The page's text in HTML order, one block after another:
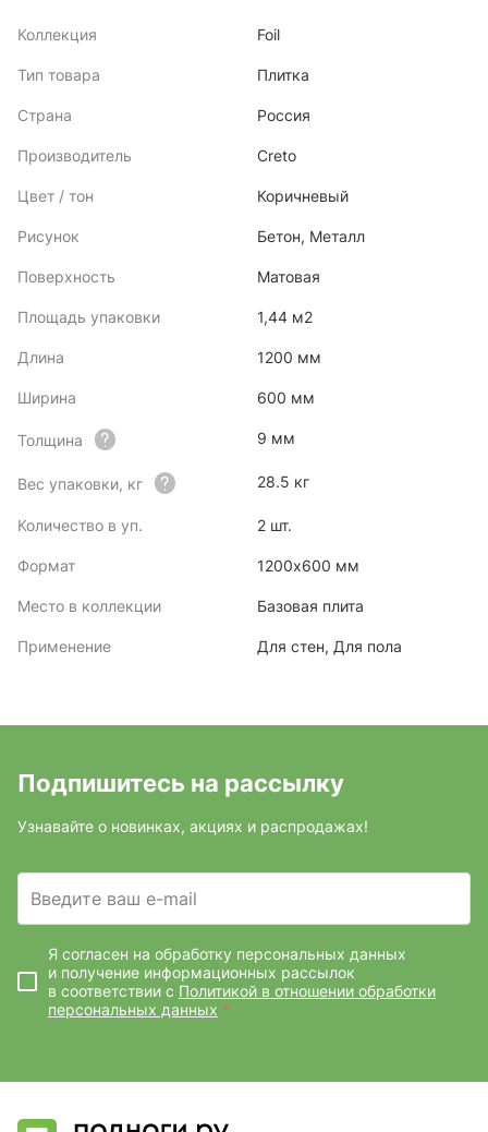
Коллекция Foil
Тип товара Плитка
Страна Россия
Производитель Creto
Цвет / тон Коричневый
Рисунок Бетон, Металл
Поверхность Матовая
Площадь упаковки 1,44 м2
Длина 1200 мм
Ширина 600 мм
Толщина 9 мм
Вес упаковки, кг 28.5 кг
Количество в уп. 2 шт.
Формат 1200х600 мм
Место в коллекции Базовая плита
Применение Для стен, Для пола
Подпишитесь на рассылку
Узнавайте о новинках, акциях и распродажах!
Введите ваш e-mail
Я согласен на обработку персональных данных
и получение информационных рассылок
в соответствии с Политикой в отношении обработки
персональных данных *